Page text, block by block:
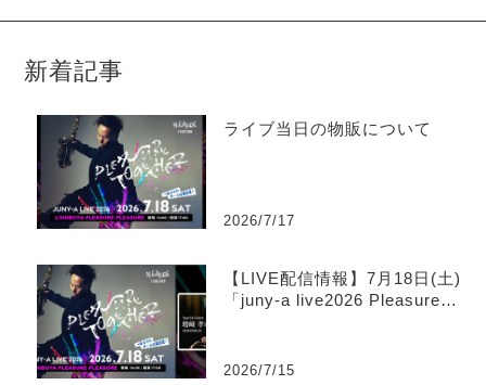
新着記事
ライブ当日の物販について
2026/7/17
【LIVE配信情報】7月18日(土)
「juny-a live2026 Pleasure T
2026/7/15